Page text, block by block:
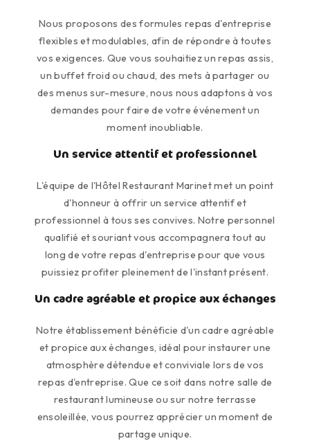
Nous proposons des formules repas d'entreprise
flexibles et modulables, afin de répondre à toutes
vos exigences. Que vous souhaitiez un repas assis,
un buffet froid ou chaud, des mets à partager ou
des menus sur-mesure, nous nous adaptons à vos
demandes pour faire de votre événement un
moment inoubliable.
Un service attentif et professionnel
L'équipe de l'Hôtel Restaurant Marinet met un point
d'honneur à offrir un service attentif et
professionnel à tous ses convives. Notre personnel
qualifié et souriant vous accompagnera tout au
long de votre repas d'entreprise pour que vous
puissiez profiter pleinement de l'instant présent.
Un cadre agréable et propice aux échanges
Notre établissement bénéficie d'un cadre agréable
et propice aux échanges, idéal pour instaurer une
atmosphère détendue et conviviale lors de vos
repas d'entreprise. Que ce soit dans notre salle de
restaurant lumineuse ou sur notre terrasse
ensoleillée, vous pourrez apprécier un moment de
partage unique.